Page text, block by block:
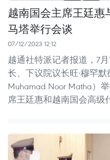
越南国会主席王廷惠
马塔举行会谈
07/12/2023 12:12
越通社特派记者报道，7
长、下议院议长旺·穆罕默
Muhamad Noor Matha）
席王廷惠和越南国会高级